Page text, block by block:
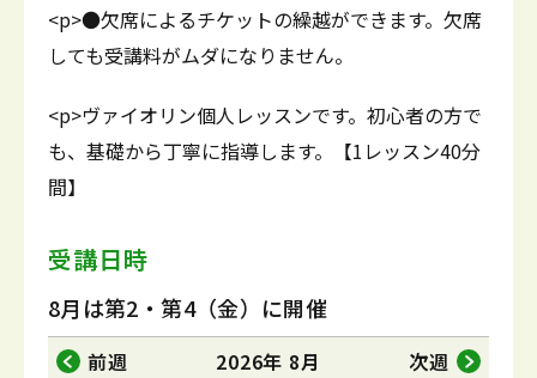
<p>●欠席によるチケットの繰越ができます。欠席
しても受講料がムダになりません。
<p>ヴァイオリン個人レッスンです。初心者の方で
も、基礎から丁寧に指導します。【1レッスン40分
間】
受講日時
8月は第2・第4（金）に開催
前週 2026年 8月 次週